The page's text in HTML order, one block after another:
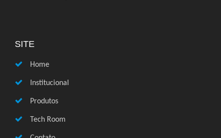
SITE
Home
Institucional
Produtos
Tech Room